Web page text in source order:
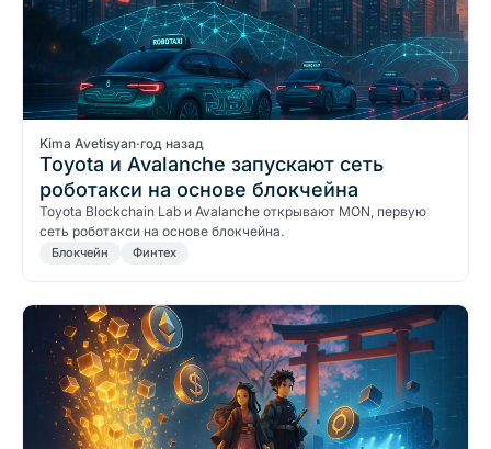
Kima Avetisyan·год назад
Toyota и Avalanche запускают сеть
роботакси на основе блокчейна
Toyota Blockchain Lab и Avalanche открывают MON, первую
сеть роботакси на основе блокчейна.
Блокчейн Финтех